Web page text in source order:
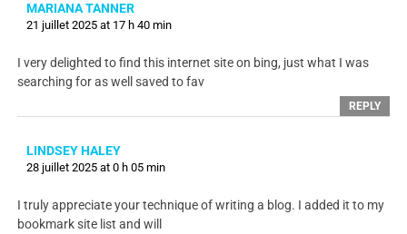
MARIANA TANNER
21 juillet 2025 at 17 h 40 min
I very delighted to find this internet site on bing, just what I was
searching for as well saved to fav
REPLY
LINDSEY HALEY
28 juillet 2025 at 0 h 05 min
I truly appreciate your technique of writing a blog. I added it to my
bookmark site list and will